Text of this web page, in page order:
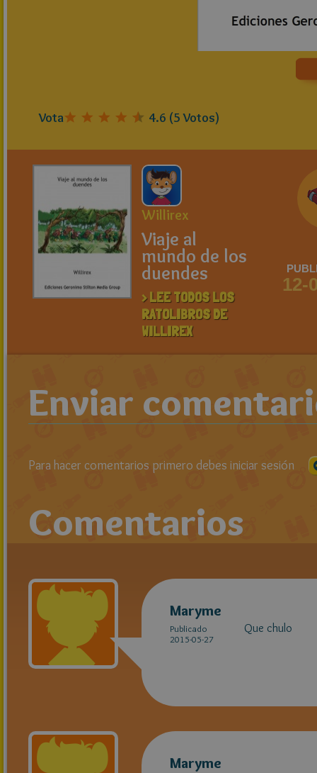
Vota 4.6 (5Votos)
Willirex
Viaje al
mundo de los
duendes
> LEE TODOS LOS
RATOLIBROS DE
WILLIREX
12-
Enviar
Para hacer comentarios primero debes iniciar sesión
Comentarios
Maryme
Publicado
2015-05-27
Que chulo
Maryme